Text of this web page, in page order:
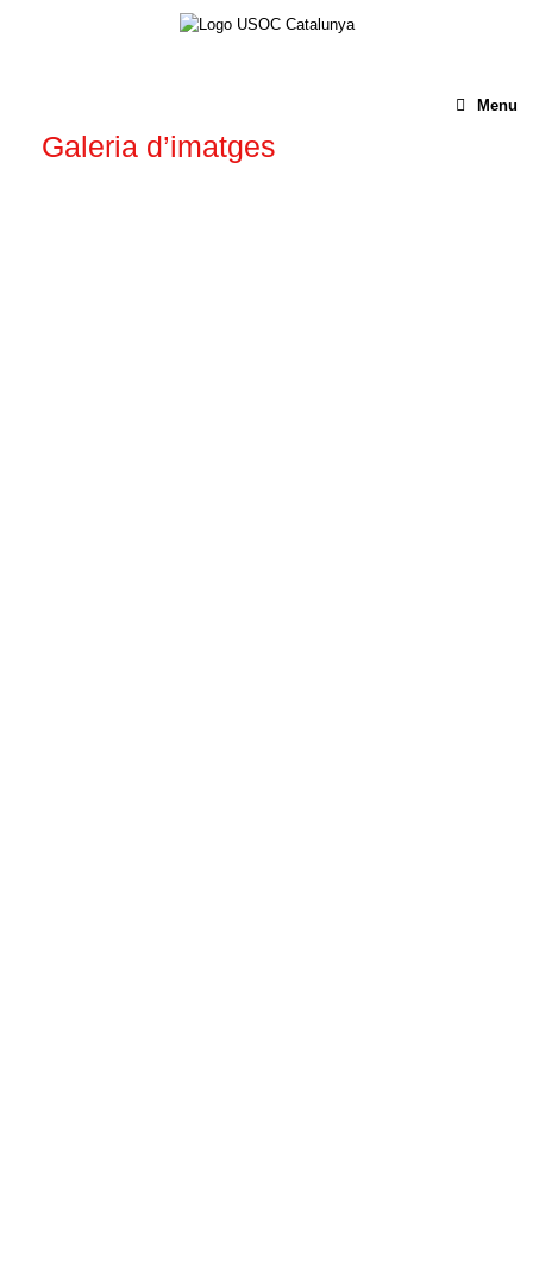
Menu
Galeria d’imatges